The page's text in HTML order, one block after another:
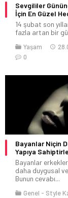
Sevgililer
İçin En Güzel
14 şubat son
fazla artan bir
Yaşam
0
Bayanlar Niçin
Yapıya
Bayanlar
daha duygusal
Bunun cevabı...
Genel Style